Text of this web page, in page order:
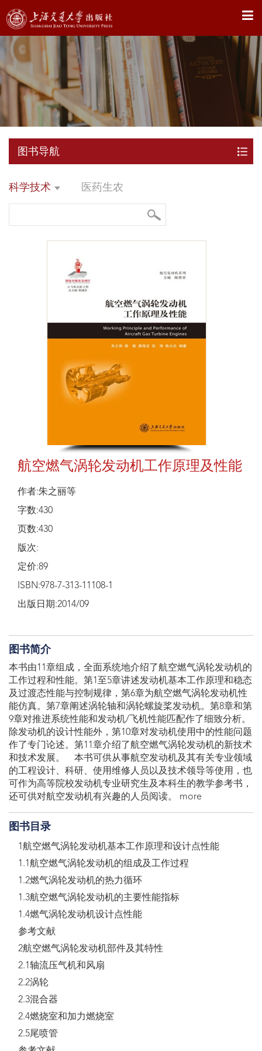
X
图书导航
科学技术 医药生农
航空燃气涡轮发动机工作原理及性能
作者:朱之丽等
字数:430
页数:430
版次:
定价:89
ISBN:978-7-313-11108-1
出版日期:2014/09
图书简介
本书由11章组成，全面系统地介绍了航空燃气涡轮发动机的
工作过程和性能。第1至5章讲述发动机基本工作原理和稳态
及过渡态性能与控制规律，第6章为航空燃气涡轮发动机性
能仿真。第7章阐述涡轮轴和涡轮螺旋桨发动机。第8章和第
9章对推进系统性能和发动机/飞机性能匹配作了细致分析。
除发动机的设计性能外，第10章对发动机使用中的性能问题
作了专门论述。第11章介绍了航空燃气涡轮发动机的新技术
和技术发展。 本书可供从事航空发动机及其有关专业领域
的工程设计、科研、使用维修人员以及技术领导等使用，也
可作为高等院校发动机专业研究生及本科生的教学参考书，
还可供对航空发动机有兴趣的人员阅读。 more
图书目录
1航空燃气涡轮发动机基本工作原理和设计点性能
1.1航空燃气涡轮发动机的组成及工作过程
1.2燃气涡轮发动机的热力循环
1.3航空燃气涡轮发动机的主要性能指标
1.4燃气涡轮发动机设计点性能
参考文献
2航空燃气涡轮发动机部件及其特性
2.1轴流压气机和风扇
2.2涡轮
2.3混合器
2.4燃烧室和加力燃烧室
2.5尾喷管